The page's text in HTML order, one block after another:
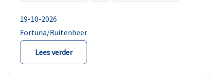
19-10-2026
Fortuna/Ruitenheer
Lees verder